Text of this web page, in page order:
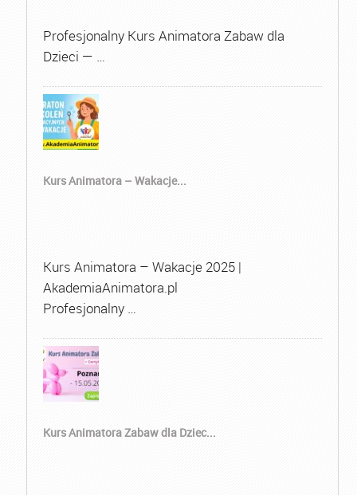
Profesjonalny Kurs Animatora Zabaw dla
Dzieci — …
Kurs Animatora – Wakacje...
Kurs Animatora – Wakacje 2025 |
AkademiaAnimatora.pl
Profesjonalny …
Kurs Animatora Zabaw dla Dziec...